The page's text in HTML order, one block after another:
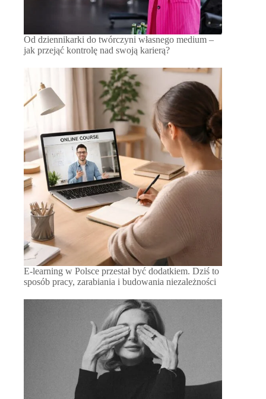
Od dziennikarki do twórczyni własnego medium –
jak przejąć kontrolę nad swoją karierą?
E-learning w Polsce przestał być dodatkiem. Dziś to
sposób pracy, zarabiania i budowania niezależności